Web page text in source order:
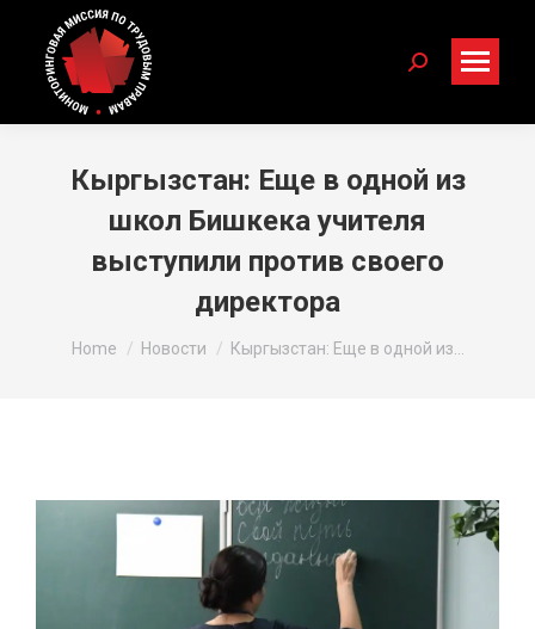
Search:
Кыргызстан: Еще в одной из
школ Бишкека учителя
выступили против своего
директора
You are here:
Home Новости Кыргызстан: Еще в одной из…